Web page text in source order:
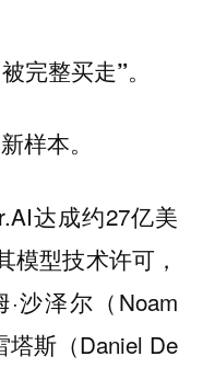
完整买走”。
样本。
达成约27亿美
模型技术许可，
沙泽尔（Noam
塔斯（Daniel De